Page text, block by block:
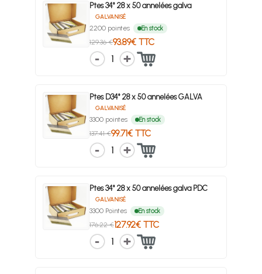
Ptes 34° 28 x 50 annelées galva
GALVANISÉ
2200 pointes En stock
129.36 €93.89€ TTC
1
Ptes D34° 28 x 50 annelées GALVA
GALVANISÉ
3300 pointes En stock
137.41 €99.71€ TTC
1
Ptes 34° 28 x 50 annelées galva PDC
GALVANISÉ
3300 Pointes En stock
176.22 €127.92€ TTC
1